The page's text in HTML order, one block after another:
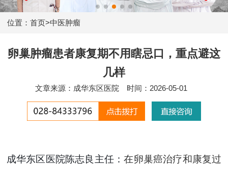
位置： 首页>中医肿瘤
卵巢肿瘤患者康复期不用瞎忌口，重点避这
几样
文章来源：成华东区医院 时间：2026-05-01
成华东区医院陈志良主任：在卵巢癌治疗和康复过